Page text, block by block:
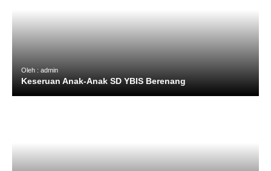
Oleh : admin
Keseruan Anak-Anak SD YBIS Berenang